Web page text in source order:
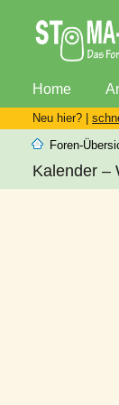
Home
Neu hier? |
Foren-
Kalender –